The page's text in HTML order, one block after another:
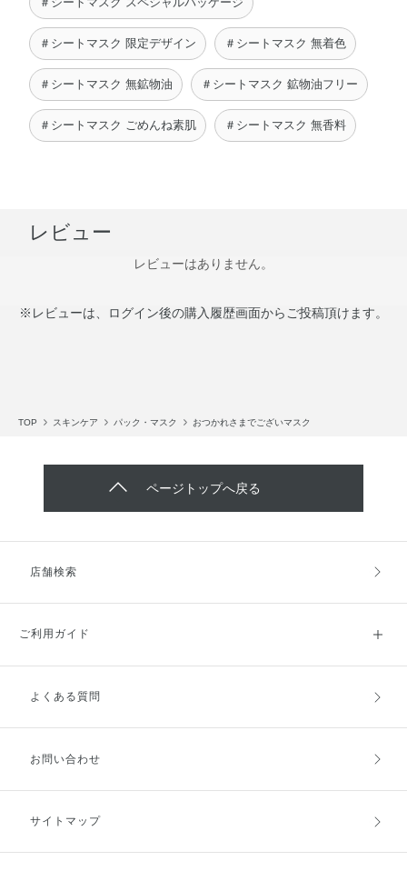
＃シートマスク 限定デザイン ＃シートマスク 無着色
＃シートマスク 無鉱物油 ＃シートマスク 鉱物油フリー
＃シートマスク ごめんね素肌 ＃シートマスク 無香料
レビュー
レビューはありません。
※レビューは、ログイン後の購入履歴画面からご投稿頂けます。
TOP スキンケア パック・マスク おつかれさまでございマスク
ページトップへ戻る
店舗検索
ご利用ガイド
ご利用ガイドトップ
お支払方法
キャンセル・返品・交換
よくある質問
お問い合わせ
サイトマップ